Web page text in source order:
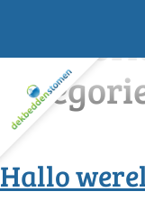
content
Hallo